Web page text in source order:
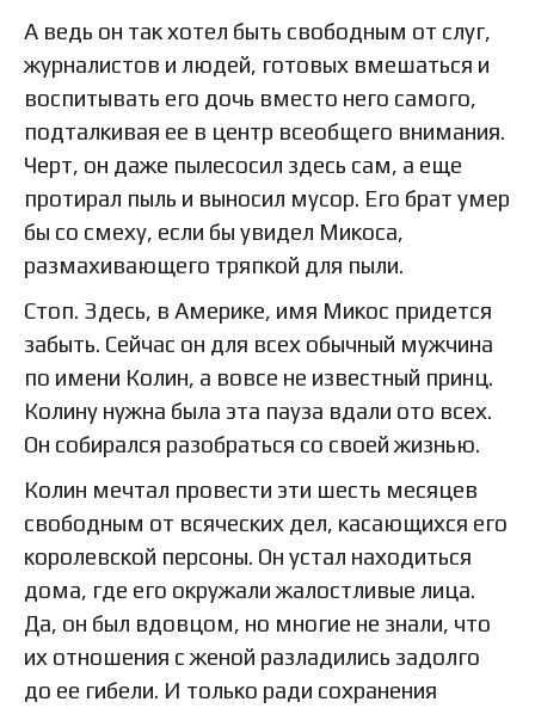
А ведь он так хотел быть свободным от слуг,
журналистов и людей, готовых вмешаться и
воспитывать его дочь вместо него самого,
подталкивая ее в центр всеобщего внимания.
Черт, он даже пылесосил здесь сам, а еще
протирал пыль и выносил мусор. Его брат умер
бы со смеху, если бы увидел Микоса,
размахивающего тряпкой для пыли.
Стоп. Здесь, в Америке, имя Микос придется
забыть. Сейчас он для всех обычный мужчина
по имени Колин, а вовсе не известный принц.
Колину нужна была эта пауза вдали ото всех.
Он собирался разобраться со своей жизнью.
Колин мечтал провести эти шесть месяцев
свободным от всяческих дел, касающихся его
королевской персоны. Он устал находиться
дома, где его окружали жалостливые лица.
Да, он был вдовцом, но многие не знали, что
их отношения с женой разладились задолго
до ее гибели. И только ради сохранения